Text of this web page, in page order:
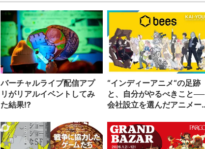
バーチャルライブ配信アプ
リがリアルイベントしてみ
た結果!?
“インディーアニメ“の足跡
と、自分がやるべきこと──
会社設立を選んだアニメー